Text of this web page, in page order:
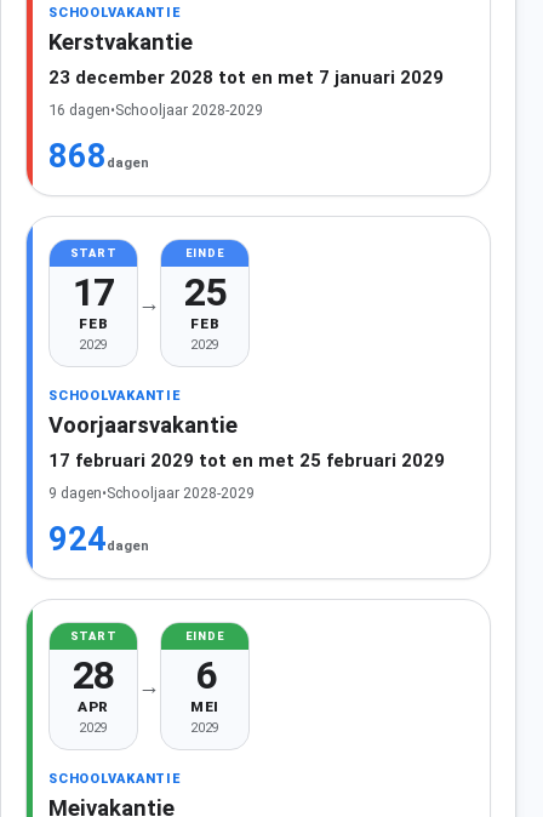
SCHOOLVAKANTIE
Kerstvakantie
23 december 2028 tot en met 7 januari 2029
16 dagen•Schooljaar 2028-2029
868 dagen
START
17
FEB
2029
→
EINDE
25
FEB
2029
SCHOOLVAKANTIE
Voorjaarsvakantie
17 februari 2029 tot en met 25 februari 2029
9 dagen•Schooljaar 2028-2029
924dagen
START
28
APR
2029
→
EINDE
6
MEI
2029
SCHOOLVAKANTIE
Meivakantie